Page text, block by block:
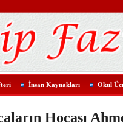
İnsan Kaynakları Okul
Hocası